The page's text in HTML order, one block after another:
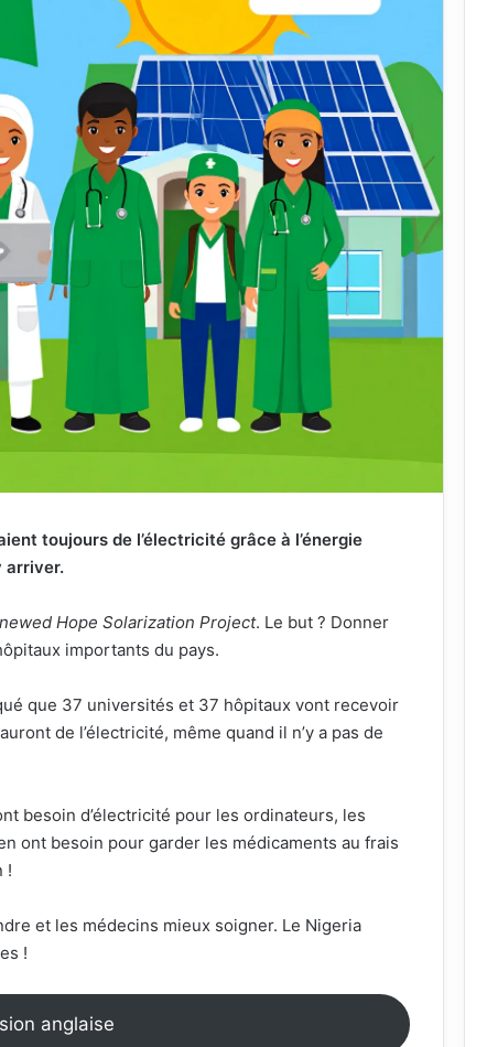
toujours de l’électricité grâce à l’énergie
arriver.
Hope Solarization Project. Le but ? Donner
importants du pays.
que 37 universités et 37 hôpitaux vont recevoir
de l’électricité, même quand il n’y a pas de
besoin d’électricité pour les ordinateurs, les
ont besoin pour garder les médicaments au frais
!
et les médecins mieux soigner. Le Nigeria
!
anglaise